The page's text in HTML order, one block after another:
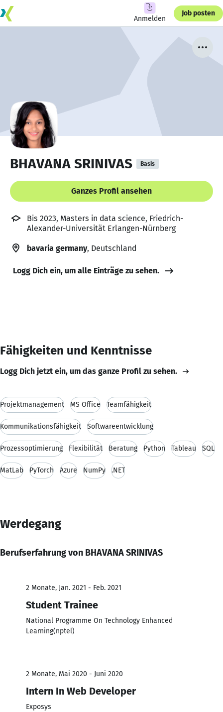
Anmelden
Job posten
BHAVANA SRINIVAS Basis
Ganzes Profil ansehen
Bis 2023, Masters in data science, Friedrich-
Alexander-Universität Erlangen-Nürnberg
bavaria germany, Deutschland
Logg Dich ein, um alle Einträge zu sehen.
Fähigkeiten und Kenntnisse
Logg Dich jetzt ein, um das ganze Profil zu sehen.
Projektmanagement MS Office Teamfähigkeit
Kommunikationsfähigkeit Softwareentwicklung
Prozessoptimierung Flexibilität Beratung Python Tableau SQL
MatLab PyTorch Azure NumPy .NET
Werdegang
Berufserfahrung von BHAVANA SRINIVAS
2 Monate, Jan. 2021 - Feb. 2021
Student Trainee
National Programme On Technology Enhanced
Learning(nptel)
2 Monate, Mai 2020 - Juni 2020
Intern In Web Developer
Exposys